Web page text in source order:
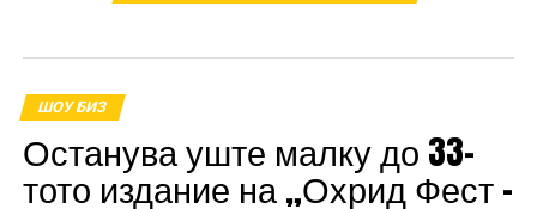
ШОУ БИЗ
Останува уште малку до 33-
тото издание на „Охрид Фест –